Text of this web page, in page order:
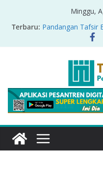
Minggu,
Terbaru: Pandangan Tafsir
Nikel di Raja Ampat
PRODUK RELASI
Sirah Nabawiyah
Oversharing dan
Ayat Bicara Soal
Menyikapi
Cerminan